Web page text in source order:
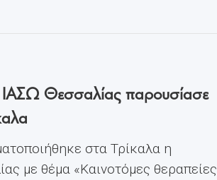
ΙΑΣΩ Θεσσαλίας παρουσίασε
στα Τρίκαλα η
με θέμα «Καινοτόμες θεραπείες